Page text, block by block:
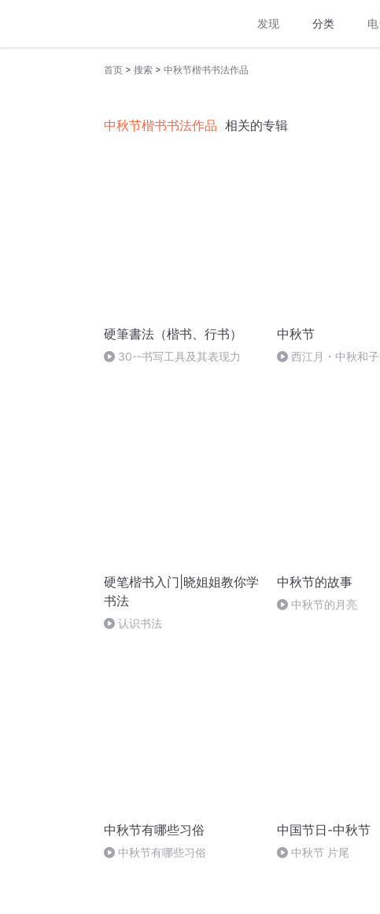
发现 分类
首页 > 搜索 > 中秋节楷书书法作品
中秋节楷书书法作品 相关的专辑
硬筆書法（楷书、行书）
30--书写工具及其表现力
中秋节
西江月・中秋和
硬笔楷书入门|晓姐姐教你学
书法
认识书法
中秋节的故事
中秋节的月亮
中秋节有哪些习俗
中秋节有哪些习俗
中国节日-中秋节
中秋节 片尾